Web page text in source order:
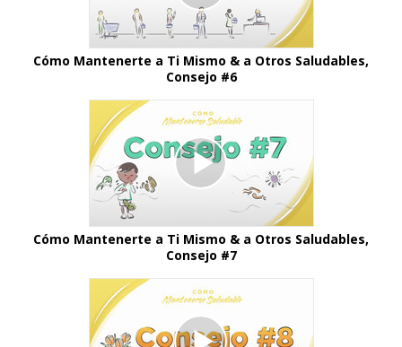
Cómo Mantenerte a Ti Mismo & a Otros Saludables,
Consejo #6
Cómo Mantenerte a Ti Mismo & a Otros Saludables,
Consejo #7